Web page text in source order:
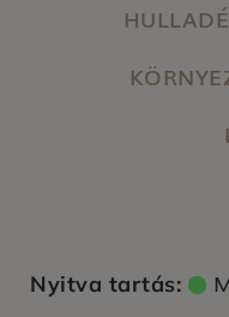
Nyitva tartás: